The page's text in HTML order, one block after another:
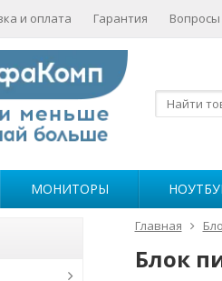
и оплата Гарантия
МОНИТОРЫ
Главная
Блок